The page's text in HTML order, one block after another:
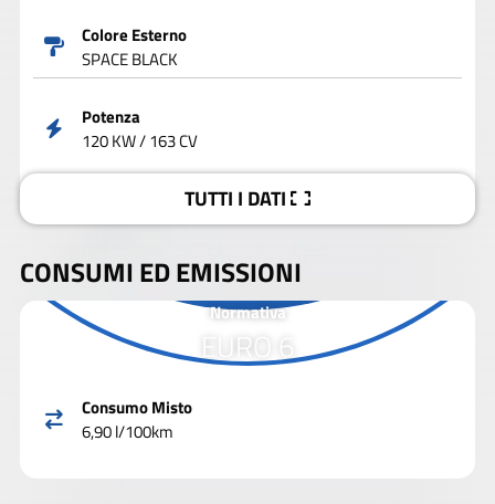
Colore Esterno
SPACE BLACK
Potenza
120 KW / 163 CV
TUTTI I DATI
CONSUMI ED EMISSIONI
Normativa
EURO 6
Consumo Misto
6,90 l/100km